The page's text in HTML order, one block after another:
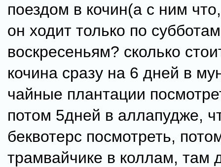
поездом в кочин(а с ним
он ходит только по
воскресеньям? сколько
кочина сразу на 6 дней в
чайные плантации
потом 5дней в аллапудже,
беквотерс посмотреть,
трамвайчике в коллам, там